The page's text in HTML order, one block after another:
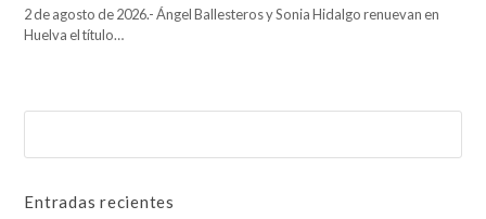
2 de agosto de 2026.- Ángel Ballesteros y Sonia Hidalgo renuevan en
Huelva el título…
Entradas recientes